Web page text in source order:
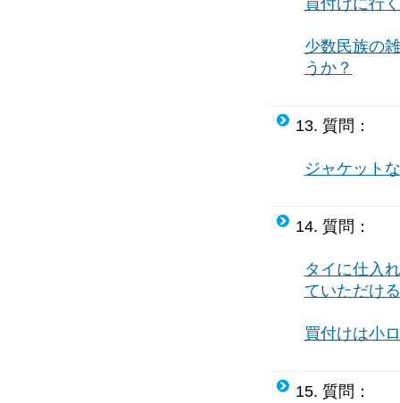
買付けに行
少数民族の
うか？
13. 質問：
ジャケット
14. 質問：
タイに仕入
ていただけ
買付けは小
15. 質問：